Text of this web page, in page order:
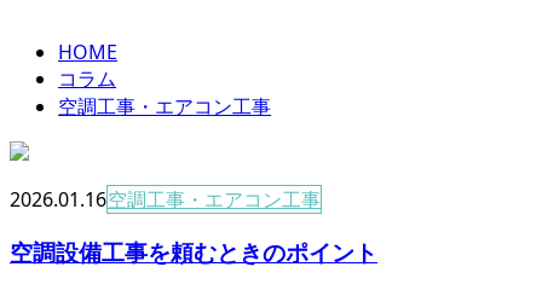
HOME
コラム
空調工事・エアコン工事
2026.01.16空調工事・エアコン工事
空調設備工事を頼むときのポイント